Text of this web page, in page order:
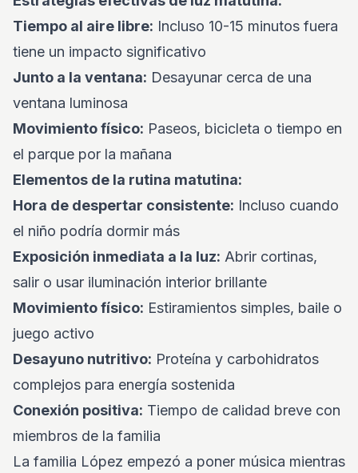
Tiempo al aire libre: Incluso 10-15 minutos fuera
tiene un impacto significativo
Junto a la ventana: Desayunar cerca de una
ventana luminosa
Movimiento físico: Paseos, bicicleta o tiempo en
el parque por la mañana
Elementos de la rutina matutina:
Hora de despertar consistente: Incluso cuando
el niño podría dormir más
Exposición inmediata a la luz: Abrir cortinas,
salir o usar iluminación interior brillante
Movimiento físico: Estiramientos simples, baile o
juego activo
Desayuno nutritivo: Proteína y carbohidratos
complejos para energía sostenida
Conexión positiva: Tiempo de calidad breve con
miembros de la familia
La familia López empezó a poner música mientras